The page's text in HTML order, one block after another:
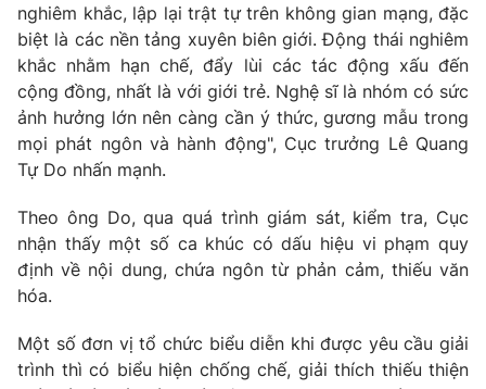
® Cấm sao chép dưới mọi hình thức nếu không có sự chấp
thuận bằng văn bản. Ghi rõ nguồn VTV.vn khi phát hành lại
thông tin từ website này.
nghiêm khắc, lập lại trật tự trên không gian mạng, đặc
biệt là các nền tảng xuyên biên giới. Động thái nghiêm
khắc nhằm hạn chế, đẩy lùi các tác động xấu đến
cộng đồng, nhất là với giới trẻ. Nghệ sĩ là nhóm có sức
ảnh hưởng lớn nên càng cần ý thức, gương mẫu trong
mọi phát ngôn và hành động", Cục trưởng Lê Quang
Tự Do nhấn mạnh.
Theo ông Do, qua quá trình giám sát, kiểm tra, Cục
nhận thấy một số ca khúc có dấu hiệu vi phạm quy
định về nội dung, chứa ngôn từ phản cảm, thiếu văn
hóa.
Một số đơn vị tổ chức biểu diễn khi được yêu cầu giải
trình thì có biểu hiện chống chế, giải thích thiếu thiện